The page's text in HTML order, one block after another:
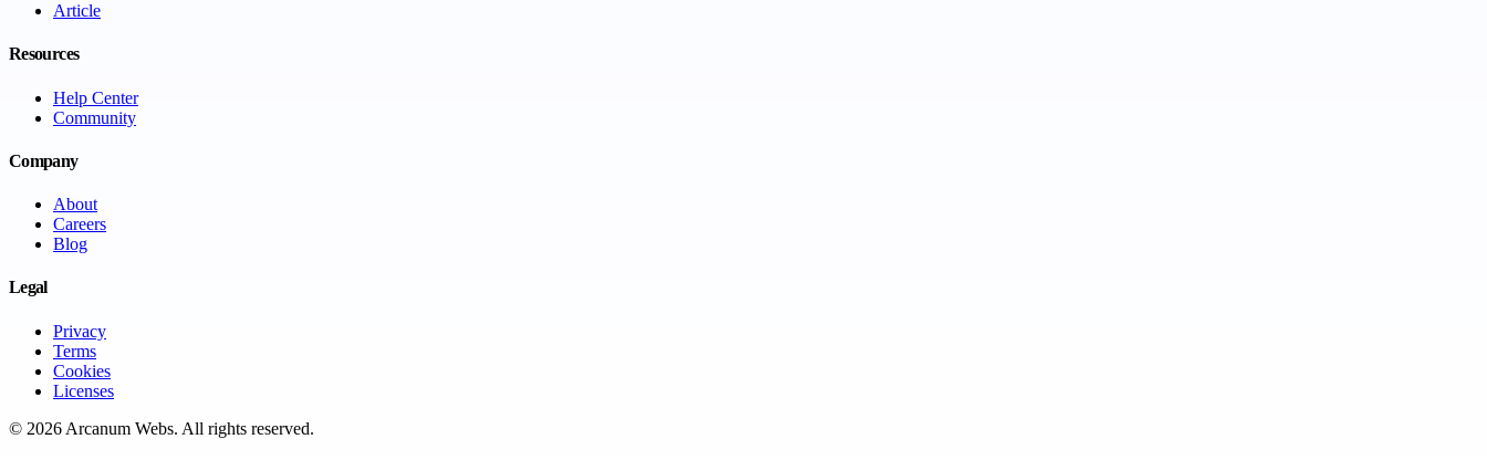
Article
Resources
Help Center
Community
Company
About
Careers
Blog
Legal
Privacy
Terms
Cookies
Licenses
© 2026 Arcanum Webs. All rights reserved.